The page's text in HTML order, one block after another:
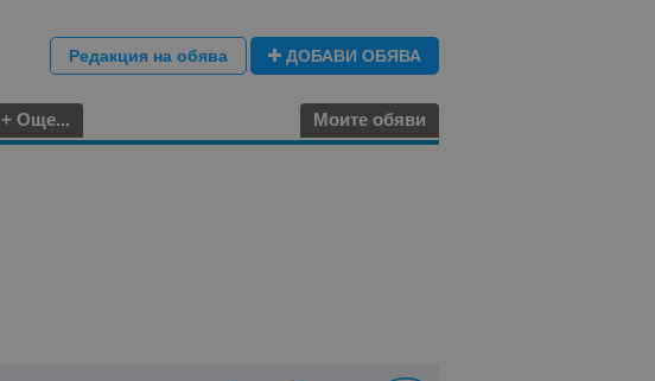
Редакция на обява ДОБАВИ ОБЯВА
+ Още... Моите обяви